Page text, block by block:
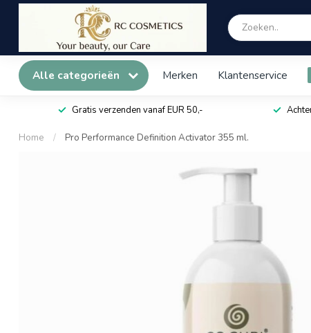
Alle categorieën Merken Klantenservice
Gratis verzenden vanaf EUR 50,-
Home / Pro Performance Definition Activator 355 ml.